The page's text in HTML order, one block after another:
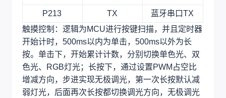
P213 TX
蓝牙串口TX
触摸控制：逻辑为MCU进行按键扫描，并且定时器
开始计时，500ms以内为单击，500ms以外为长
按。单击下，开始累计计数，分别切换单色光、双
色光、RGB灯光；长按下，通过设置PWM占空比
增减方向，步进实现无极调光，第一次长按默认减
弱灯光，后面再次长按都切换调光方向，无极调光